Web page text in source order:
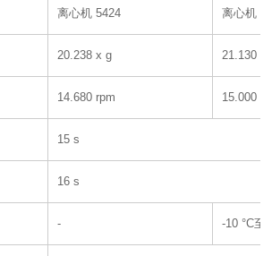
离心机 5424 离心机
20.238 x g 21.130 x
14.680 rpm 15.000
15 s
16 s
- -10 °C至